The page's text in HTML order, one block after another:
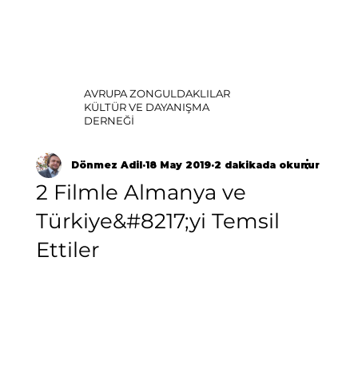
AVRUPA ZONGULDAKLILAR
KÜLTÜR VE DAYANIŞMA
DERNEĞİ
2 Filmle Almanya ve
Türkiye&#8217;yi Temsil
Ettiler
Dönmez Adil 18 May 2019 2 dakikada okunur